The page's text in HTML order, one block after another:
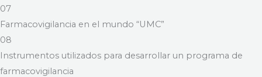
07
Farmacovigilancia en el mundo “UMC”
08
Instrumentos utilizados para desarrollar un programa de
farmacovigilancia